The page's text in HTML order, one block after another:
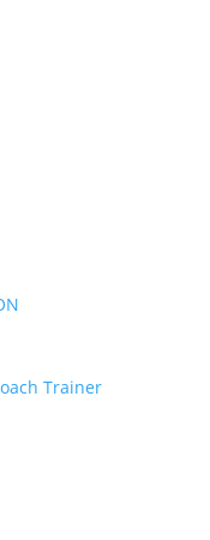
Trainer